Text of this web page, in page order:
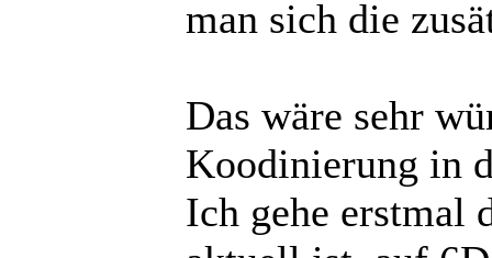
man sich die
Das wäre sehr
Koodinierung in
Ich gehe erstmal